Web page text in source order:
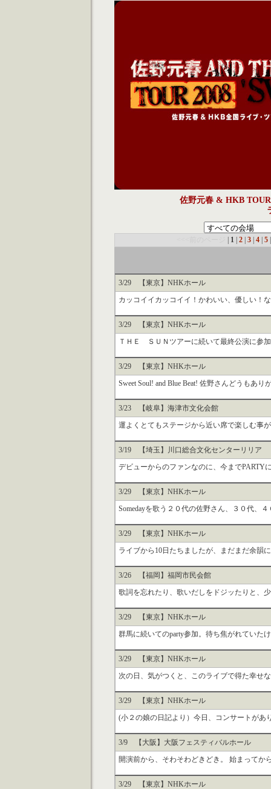
佐野元春 & HKB
| 1 | 2 | 3 | 4 | 5
3/29 【東京】NHKホール
カッコイイカッコイイ！かわいい、優しい！
3/29 【東京】NHKホール
ＴＨＥ ＳＵＮツアーに続いて最終公演に参
3/29 【東京】NHKホール
Sweet Soul! and Blue Beat! 佐野さんどうもあ
3/23 【岐阜】海津市文化会館
運よくとてもステージから近い席で楽しむ事
3/19 【埼玉】川口総合文化センターリリア
デビューからのファンなのに、今までPARTY
3/29 【東京】NHKホール
Somedayを歌う２０代の佐野さん、３０代、
3/29 【東京】NHKホール
ライブから10日たちましたが、まだまだ余韻
3/26 【福岡】福岡市民会館
歌詞を忘れたり、歌いだしをドジッたりと、
3/29 【東京】NHKホール
群馬に続いてのparty参加。待ち焦がれていた
3/29 【東京】NHKホール
次の日、気がつくと、このライブで得た幸せ
3/29 【東京】NHKホール
(小２の娘の日記より）今日、コンサートがあ
3/9 【大阪】大阪フェスティバルホール
開演前から、そわそわどきどき。 始まってか
3/29 【東京】NHKホール